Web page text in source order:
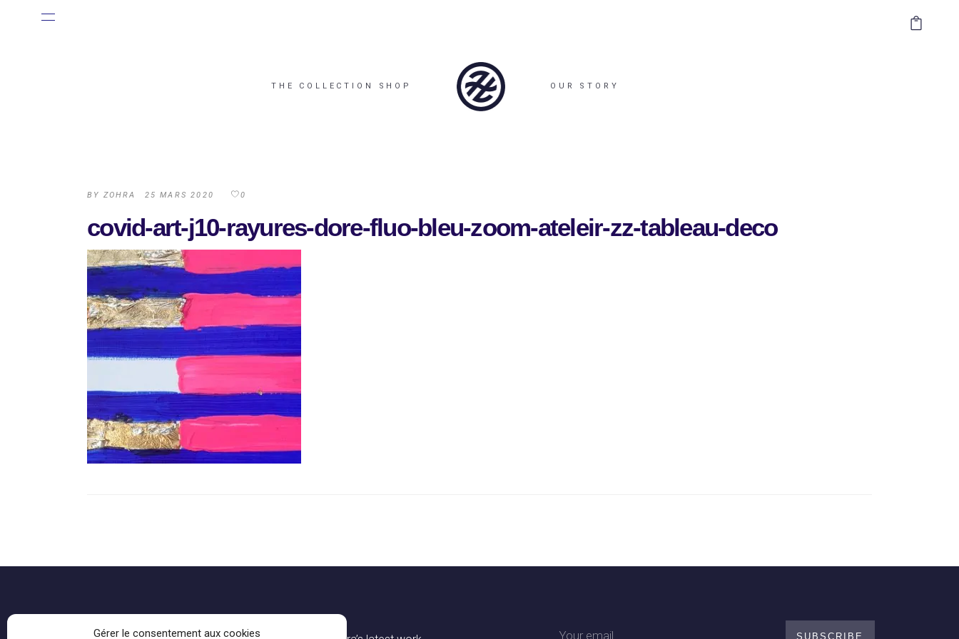
Gérer le consentement aux cookies
THE COLLECTION SHOP OUR STORY
BY ZOHRA 25 MARS 2020 0
covid-art-j10-rayures-dore-fluo-bleu-zoom-ateleir-zz-tableau-deco